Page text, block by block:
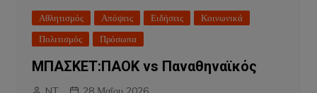
Αθλητισμός Απόψεις Ειδήσεις
Κοινωνικά
Πολιτισμός
Πρόσωπα
ΜΠΑΣΚΕΤ:ΠΑΟΚ vs Παναθηναϊκός